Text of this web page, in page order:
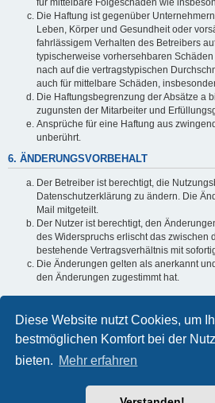
Diese Website nutzt Cookies, um
bestmöglichen Komfort bei der
bieten. Mehr erfahren
Die Haftung ist gegenüber
Leben, Körper und Gesundheit oder
fahrlässigem Verhalten des Betreibers
typischerweise vorhersehbaren
nach auf die vertragstypischen
auch für mittelbare Schäden,
Die Haftungsbegrenzung der Absätze a
zugunsten der Mitarbeiter und
Ansprüche für eine Haftung aus
unberührt.
6. ÄNDERUNGSVORBEHALT
Der Betreiber ist berechtigt, die
Datenschutzerklärung zu ändern. Die
Mail mitgeteilt.
Der Nutzer ist berechtigt, den
des Widerspruchs erlischt das zwischen
bestehende Vertragsverhältnis mit
Die Änderungen gelten als anerkannt
den Änderungen zugestimmt hat.
Informationen über den Umgang mit
in der Datenschutzerklärung enthalten.
Startseite Foren-Übersicht
Powered byphpBB® Forum
Deutsche Übersetzung durch